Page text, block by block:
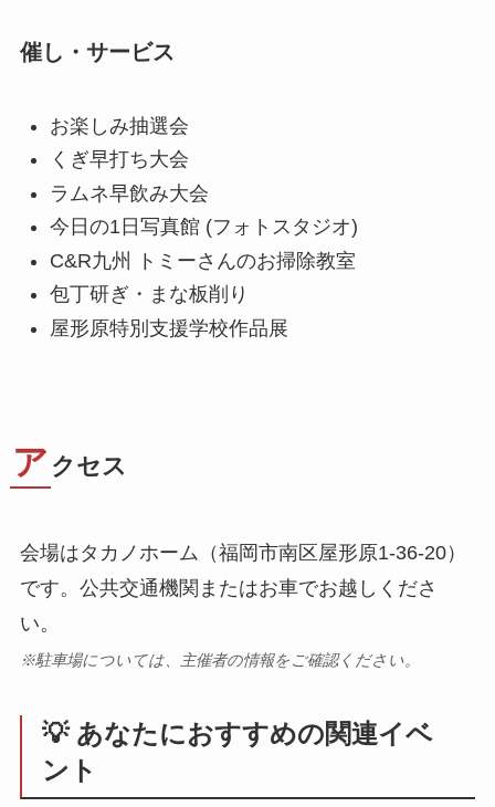
催し・サービス
お楽しみ抽選会
くぎ早打ち大会
ラムネ早飲み大会
今日の1日写真館 (フォトスタジオ)
C&R九州 トミーさんのお掃除教室
包丁研ぎ・まな板削り
屋形原特別支援学校作品展
ア クセス
会場はタカノホーム（福岡市南区屋形原1-36-20）
です。公共交通機関またはお車でお越しくださ
い。
※駐車場については、主催者の情報をご確認ください。
💡 あなたにおすすめの関連イベ
ント